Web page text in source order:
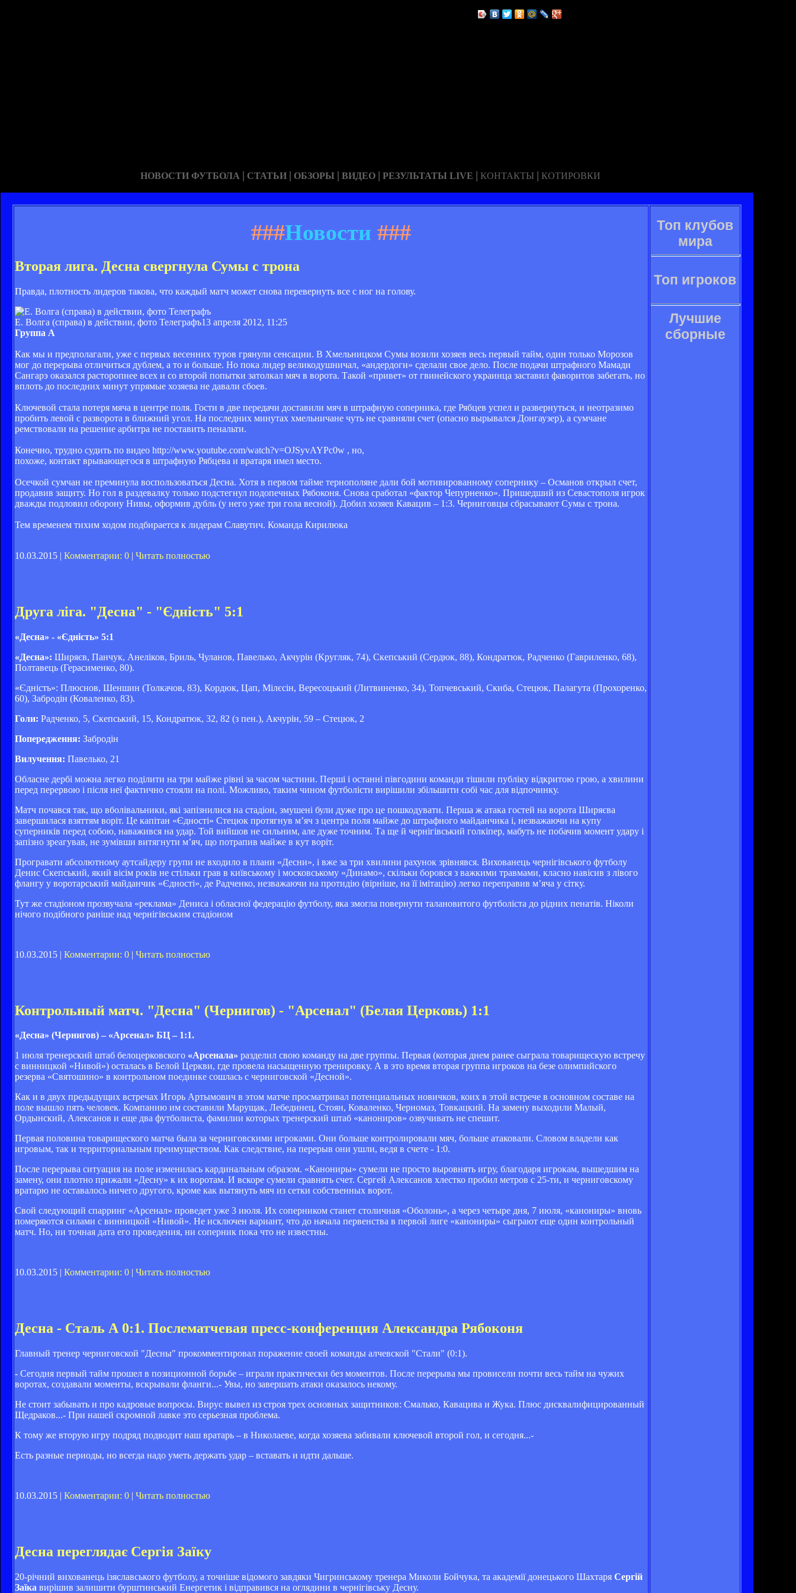
НОВОСТИ ФУТБОЛА | СТАТЬИ | ОБЗОРЫ | ВИДЕО | РЕЗУЛЬТАТЫ LIVE | КОНТАКТЫ | КОТИРОВКИ
###Новости ###
Вторая лига. Десна свергнула Сумы с трона
Правда, плотность лидеров такова, что каждый матч может снова перевернуть все с ног на голову.
Е. Волга (справа) в действии, фото Телеграфъ13 апреля 2012, 11:25
Группа А
Как мы и предполагали, уже с первых весенних туров грянули сенсации. В Хмельницком Сумы возили хозяев весь первый тайм, один только Морозов
мог до перерыва отличиться дублем, а то и больше. Но пока лидер великодушничал, «андердоги» сделали свое дело. После подачи штрафного Мамади
Сангарэ оказался расторопнее всех и со второй попытки затолкал мяч в ворота. Такой «привет» от гвинейского украинца заставил фаворитов забегать, но
вплоть до последних минут упрямые хозяева не давали сбоев.
Ключевой стала потеря мяча в центре поля. Гости в две передачи доставили мяч в штрафную соперника, где Рябцев успел и развернуться, и неотразимо
пробить левой с разворота в ближний угол. На последних минутах хмельничане чуть не сравняли счет (опасно вырывался Донгаузер), а сумчане
ремствовали на решение арбитра не поставить пенальти.
Конечно, трудно судить по видео http://www.youtube.com/watch?v=OJSyvAYPc0w , но,
похоже, контакт врывающегося в штрафную Рябцева и вратаря имел место.
Осечкой сумчан не преминула воспользоваться Десна. Хотя в первом тайме тернополяне дали бой мотивированному сопернику – Османов открыл счет,
продавив защиту. Но гол в раздевалку только подстегнул подопечных Рябоконя. Снова сработал «фактор Чепурненко». Пришедший из Севастополя игрок
дважды подловил оборону Нивы, оформив дубль (у него уже три гола весной). Добил хозяев Кавацив – 1:3. Черниговцы сбрасывают Сумы с трона.
Тем временем тихим ходом подбирается к лидерам Славутич. Команда Кирилюка
10.03.2015 | Комментарии: 0 | Читать полностью
Друга ліга. "Десна" - "Єдність" 5:1
«Десна» - «Єдність» 5:1
«Десна»: Ширяєв, Панчук, Анеліков, Бриль, Чуланов, Павелько, Акчурін (Кругляк, 74), Скепський (Сердюк, 88), Кондратюк, Радченко (Гавриленко, 68),
Полтавець (Герасименко, 80).
«Єдність»: Плюснов, Шеншин (Толкачов, 83), Кордюк, Цап, Мілєсін, Вересоцький (Литвиненко, 34), Топчевський, Скиба, Стецюк, Палагута (Прохоренко,
60), Забродін (Коваленко, 83).
Голи: Радченко, 5, Скепський, 15, Кондратюк, 32, 82 (з пен.), Акчурін, 59 – Стецюк, 2
Попередження: Забродін
Вилучення: Павелько, 21
Обласне дербі можна легко поділити на три майже рівні за часом частини. Перші і останні півгодини команди тішили публіку відкритою грою, а хвилини
перед перервою і після неї фактично стояли на полі. Можливо, таким чином футболісти вирішили збільшити собі час для відпочинку.
Матч почався так, що вболівальники, які запізнилися на стадіон, змушені були дуже про це пошкодувати. Перша ж атака гостей на ворота Ширяєва
завершилася взяттям воріт. Це капітан «Єдності» Стецюк протягнув м’яч з центра поля майже до штрафного майданчика і, незважаючи на купу
суперників перед собою, наважився на удар. Той вийшов не сильним, але дуже точним. Та ще й чернігівський голкіпер, мабуть не побачив момент удару і
запізно зреагував, не зумівши витягнути м’яч, що потрапив майже в кут воріт.
Програвати абсолютному аутсайдеру групи не входило в плани «Десни», і вже за три хвилини рахунок зрівнявся. Вихованець чернігівського футболу
Денис Скепський, який вісім років не стільки грав в київському і московському «Динамо», скільки боровся з важкими травмами, класно навісив з лівого
флангу у воротарський майданчик «Єдності», де Радченко, незважаючи на протидію (вірніше, на її імітацію) легко переправив м’яча у сітку.
Тут же стадіоном прозвучала «реклама» Дениса і обласної федерацію футболу, яка змогла повернути талановитого футболіста до рідних пенатів. Ніколи
нічого подібного раніше над чернігівським стадіоном
10.03.2015 | Комментарии: 0 | Читать полностью
Контрольный матч. "Десна" (Чернигов) - "Арсенал" (Белая Церковь) 1:1
«Десна» (Чернигов) – «Арсенал» БЦ – 1:1.
1 июля тренерский штаб белоцерковского «Арсенала» разделил свою команду на две группы. Первая (которая днем ранее сыграла товарищескую встречу
с винницкой «Нивой») осталась в Белой Церкви, где провела насыщенную тренировку. А в это время вторая группа игроков на безе олимпийского
резерва «Святошино» в контрольном поединке сошлась с черниговской «Десной».
Как и в двух предыдущих встречах Игорь Артымович в этом матче просматривал потенциальных новичков, коих в этой встрече в основном составе на
поле вышло пять человек. Компанию им составили Марущак, Лебединец, Стоян, Коваленко, Черномаз, Товкацкий. На замену выходили Малый,
Ордынский, Алексанов и еще два футболиста, фамилии которых тренерский штаб «канониров» озвучивать не спешит.
Первая половина товарищеского матча была за черниговскими игроками. Они больше контролировали мяч, больше атаковали. Словом владели как
игровым, так и территориальным преимуществом. Как следствие, на перерыв они ушли, ведя в счете - 1:0.
После перерыва ситуация на поле изменилась кардинальным образом. «Канониры» сумели не просто выровнять игру, благодаря игрокам, вышедшим на
замену, они плотно прижали «Десну» к их воротам. И вскоре сумели сравнять счет. Сергей Алексанов хлестко пробил метров с 25-ти, и черниговскому
вратарю не оставалось ничего другого, кроме как вытянуть мяч из сетки собственных ворот.
Свой следующий спарринг «Арсенал» проведет уже 3 июля. Их соперником станет столичная «Оболонь», а через четыре дня, 7 июля, «канониры» вновь
померяются силами с винницкой «Нивой». Не исключен вариант, что до начала первенства в первой лиге «канониры» сыграют еще один контрольный
матч. Но, ни точная дата его проведения, ни соперник пока что не известны.
10.03.2015 | Комментарии: 0 | Читать полностью
Десна - Сталь А 0:1. Послематчевая пресс-конференция Александра Рябоконя
Главный тренер черниговской "Десны" прокомментировал поражение своей команды алчевской "Стали" (0:1).
- Сегодня первый тайм прошел в позиционной борьбе – играли практически без моментов. После перерыва мы провисели почти весь тайм на чужих
воротах, создавали моменты, вскрывали фланги...- Увы, но завершать атаки оказалось некому.
Не стоит забывать и про кадровые вопросы. Вирус вывел из строя трех основных защитников: Смалько, Кавацива и Жука. Плюс дисквалифицированный
Щедраков...- При нашей скромной лавке это серьезная проблема.
К тому же вторую игру подряд подводит наш вратарь – в Николаеве, когда хозяева забивали ключевой второй гол, и сегодня...-
Есть разные периоды, но всегда надо уметь держать удар – вставать и идти дальше.
10.03.2015 | Комментарии: 0 | Читать полностью
Десна переглядає Сергія Заїку
20-річний вихованець ізяславського футболу, а точніше відомого завдяки Чигринському тренера Миколи Бойчука, та академії донецького Шахтаря Сергій
Заїка вирішив залишити бурштинський Енергетик і відправився на оглядини в чернігівську Десну.
Топ клубов
мира
Топ игроков
Лучшие
сборные